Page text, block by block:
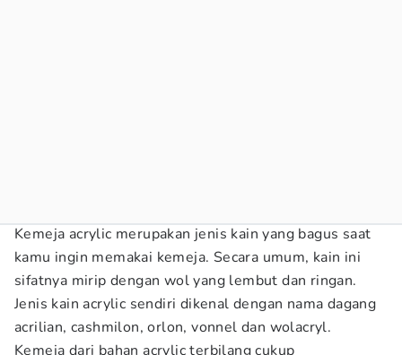
Kemeja acrylic merupakan jenis kain yang bagus saat
kamu ingin memakai kemeja. Secara umum, kain ini
sifatnya mirip dengan wol yang lembut dan ringan.
Jenis kain acrylic sendiri dikenal dengan nama dagang
acrilian, cashmilon, orlon, vonnel dan wolacryl.
Kemeja dari bahan acrylic terbilang cukup